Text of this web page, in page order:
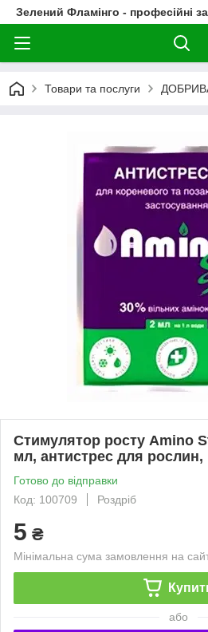
Зелений Фламінго - професійні
Товари та послуги
Стимулятор росту Amino
мл, антистрес для рослин,
Готово до відправки
Код: 100709
Роздріб
5 ₴
Мінімальна сума замовлення на
або